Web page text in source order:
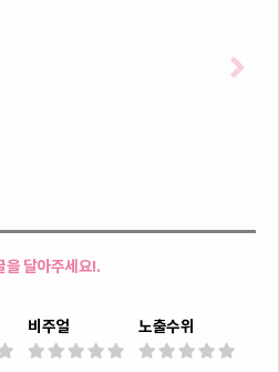
을 달아주세요!.
비주얼 노출수위